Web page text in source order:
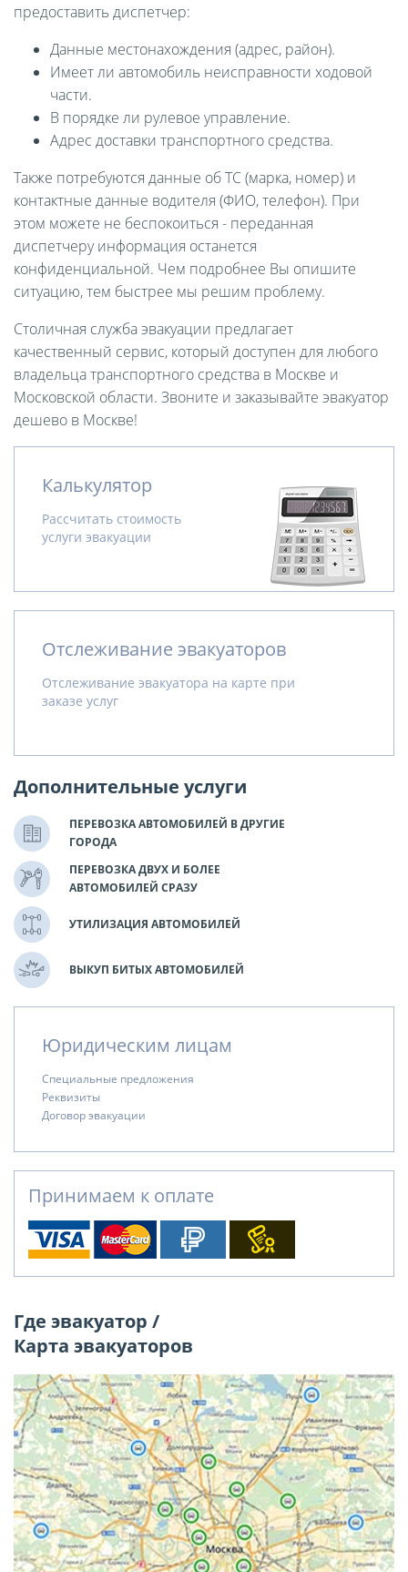
предоставить диспетчер:
Данные местонахождения (адрес, район).
Имеет ли автомобиль неисправности ходовой
части.
В порядке ли рулевое управление.
Адрес доставки транспортного средства.
Также потребуются данные об ТС (марка, номер) и
контактные данные водителя (ФИО, телефон). При
этом можете не беспокоиться - переданная
диспетчеру информация останется
конфиденциальной. Чем подробнее Вы опишите
ситуацию, тем быстрее мы решим проблему.
Столичная служба эвакуации предлагает
качественный сервис, который доступен для любого
владельца транспортного средства в Москве и
Московской области. Звоните и заказывайте эвакуатор
дешево в Москве!
Калькулятор
Рассчитать стоимость
услуги эвакуации
Отслеживание эвакуаторов
Отслеживание эвакуатора на карте при
заказе услуг
Дополнительные услуги
ПЕРЕВОЗКА АВТОМОБИЛЕЙ В ДРУГИЕ
ГОРОДА
ПЕРЕВОЗКА ДВУХ И БОЛЕЕ
АВТОМОБИЛЕЙ СРАЗУ
УТИЛИЗАЦИЯ АВТОМОБИЛЕЙ
ВЫКУП БИТЫХ АВТОМОБИЛЕЙ
Юридическим лицам
Специальные предложения
Реквизиты
Договор эвакуации
Принимаем к оплате
Где эвакуатор /
Карта эвакуаторов